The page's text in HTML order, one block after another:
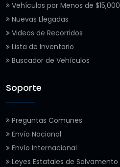
Vehículos por Menos de $15,000
Nuevas Llegadas
Videos de Recorridos
Lista de Inventario
Buscador de Vehículos
Soporte
Preguntas Comunes
Envío Nacional
Envío Internacional
Leyes Estatales de Salvamento